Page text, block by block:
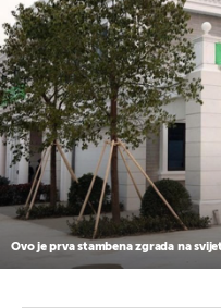
Ovo je prva stambena zgrada na